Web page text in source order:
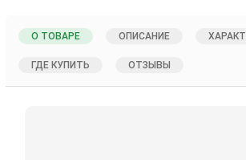
О ТОВАРЕ ОПИСАНИЕ
ГДЕ КУПИТЬ ОТЗЫВЫ